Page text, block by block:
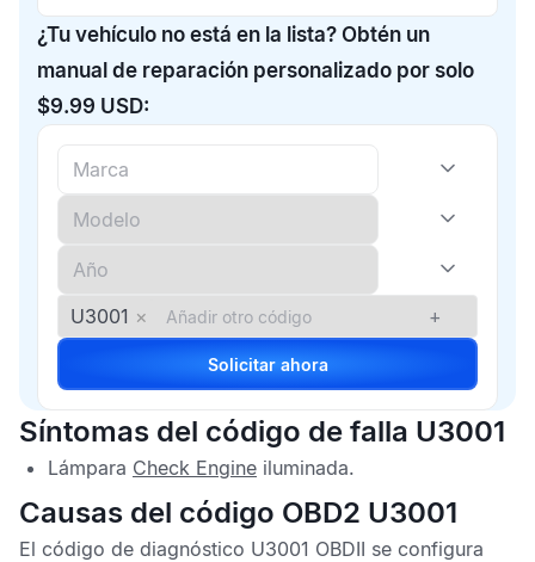
¿Tu vehículo no está en la lista? Obtén un
manual de reparación personalizado por solo
$9.99 USD:
U3001 × +
Solicitar ahora
Síntomas del código de falla U3001
Lámpara Check Engine iluminada.
Causas del código OBD2 U3001
El código de diagnóstico U3001 OBDII se configura